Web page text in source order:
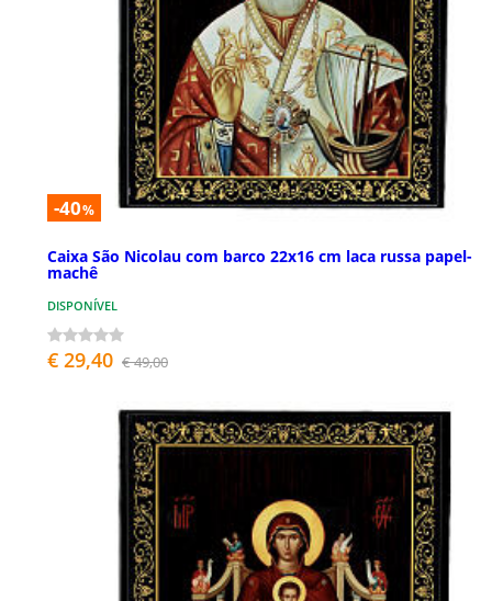
-40%
Caixa São Nicolau com barco 22x16 cm laca russa papel-
machê
DISPONÍVEL
€ 29,40 € 49,00